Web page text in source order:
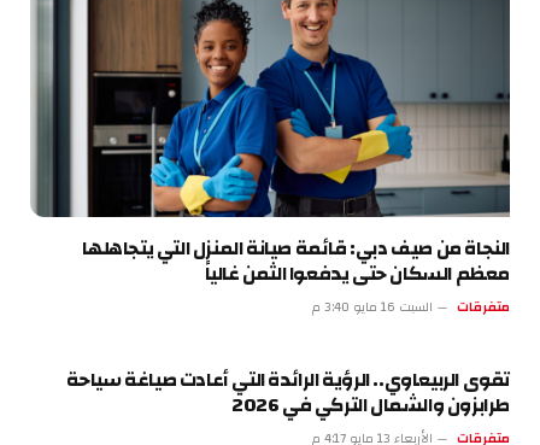
النجاة من صيف دبي: قائمة صيانة المنزل التي يتجاهلها
معظم السكان حتى يدفعوا الثمن غالياً
متفرقات السبت 16 مايو 3:40 م
تقوى الربيعاوي.. الرؤية الرائدة التي أعادت صياغة سياحة
طرابزون والشمال التركي في 2026
متفرقات الأربعاء 13 مايو 4:17 م